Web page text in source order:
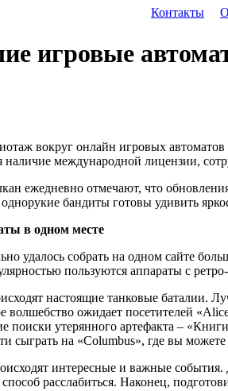
Контакты
игровые
вокруг онлайн игровых
международной лицензии,
ежедневно отмечают, что
однорукие бандиты готовы удивить
в одном месте
удалось собрать на одном сайте
пользуются аппараты с
настоящие танковые баталии.
волшебство ожидает посетителей
поиски утерянного артефакта –
сыграть на «Columbus», где вы
интересные и важные события.
расслабиться. Наконец,